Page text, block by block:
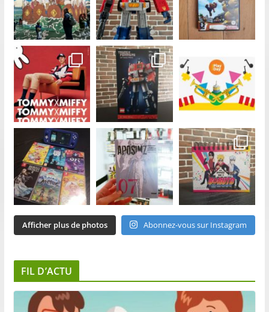
Afficher plus de photos Abonnez-vous sur Instagram
FIL D’ACTU